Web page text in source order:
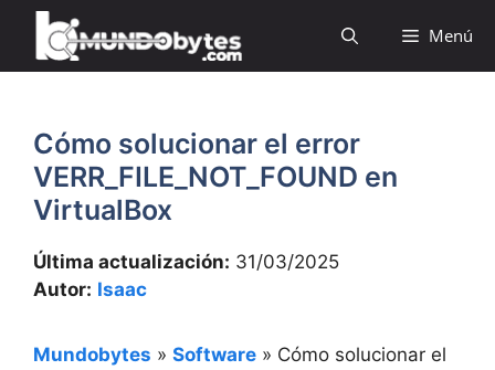
Saltar
contenido
Menú
Cómo solucionar el error
VERR_FILE_NOT_FOUND en
VirtualBox
Última actualización: 31/03/2025
Autor: Isaac
Mundobytes » Software » Cómo solucionar el